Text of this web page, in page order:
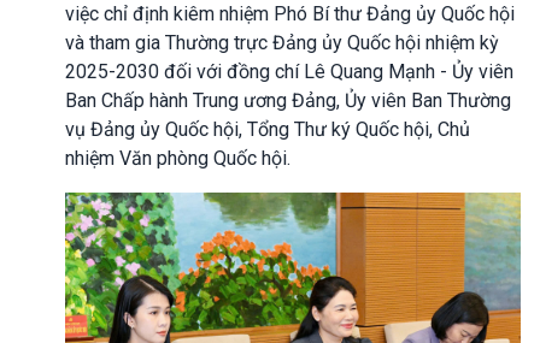
việc chỉ định kiêm nhiệm Phó Bí thư Đảng ủy Quốc hội
và tham gia Thường trực Đảng ủy Quốc hội nhiệm kỳ
2025-2030 đối với đồng chí Lê Quang Mạnh - Ủy viên
Ban Chấp hành Trung ương Đảng, Ủy viên Ban Thường
vụ Đảng ủy Quốc hội, Tổng Thư ký Quốc hội, Chủ
nhiệm Văn phòng Quốc hội.